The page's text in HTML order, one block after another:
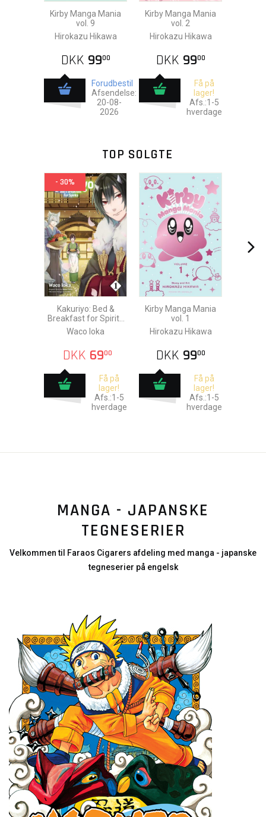
Kirby Manga Mania
vol. 9
Hirokazu Hikawa
DKK 9900
Forudbestil
Afsendelse:
20-08-
2026
Kirby Manga Mania
vol. 2
Hirokazu Hikawa
DKK 9900
Få på
lager!
Afs.:1-5
hverdage
TOP SOLGTE
- 30%
Kakuriyo: Bed &
Breakfast for Spirits
vol. 1
Waco Ioka
DKK 6900
Få på
lager!
Afs.:1-5
hverdage
Kirby Manga Mania
vol. 1
Hirokazu Hikawa
DKK 9900
Få på
lager!
Afs.:1-5
hverdage
MANGA - JAPANSKE
TEGNESERIER
Velkommen til Faraos Cigarers afdeling med manga - japanske
tegneserier på engelsk